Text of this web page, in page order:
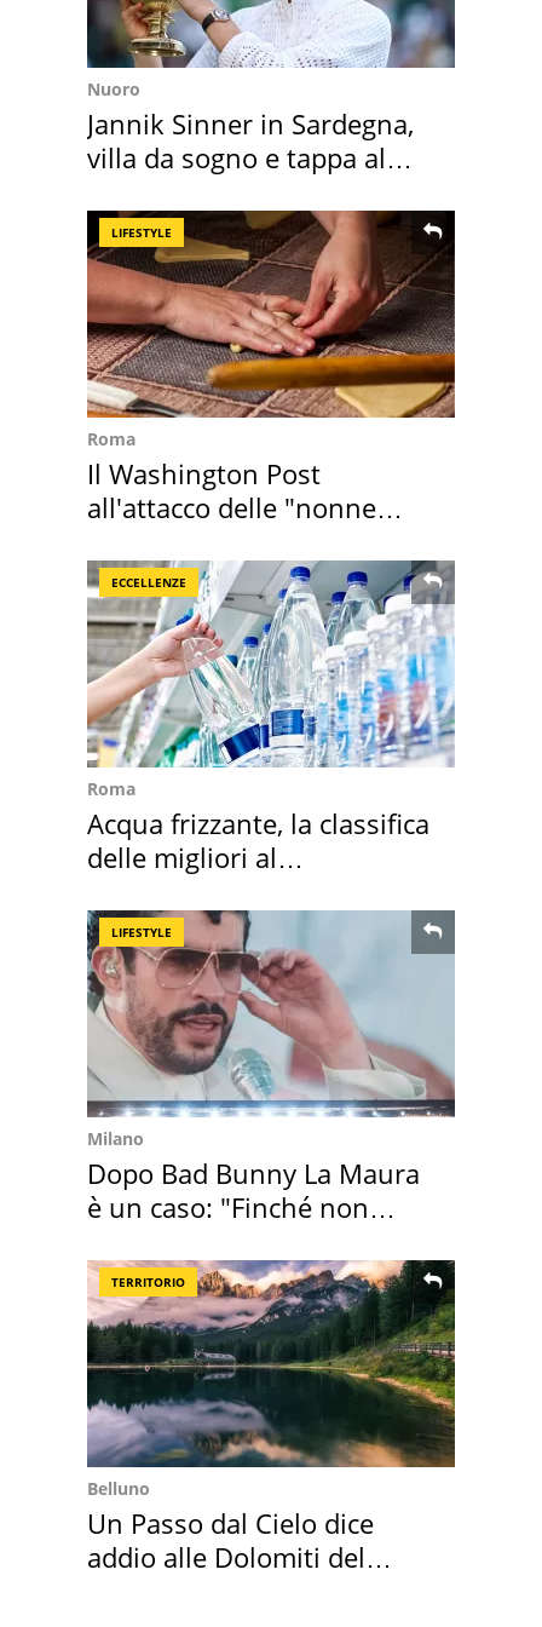
Nuoro
Jannik Sinner in Sardegna,
villa da sogno e tappa al
LIFESTYLE
Roma
Il Washington Post
all'attacco delle "nonne
ECCELLENZE
Roma
Acqua frizzante, la classifica
delle migliori al
LIFESTYLE
Milano
Dopo Bad Bunny La Maura
è un caso: "Finché non
TERRITORIO
Belluno
Un Passo dal Cielo dice
addio alle Dolomiti del